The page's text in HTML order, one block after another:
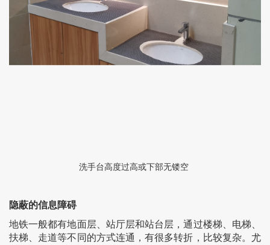
洗手台高度过高或下部无镂空
隐蔽的信息障碍
地铁一般都有地面层、站厅层和站台层，通过楼梯、电梯、
扶梯、走道等不同的方式连通，有很多转折，比较复杂。尤